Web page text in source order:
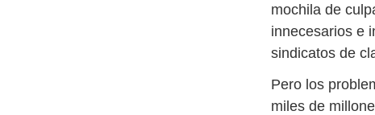
mochila de
innecesarios e
sindicatos de
Pero los
miles de